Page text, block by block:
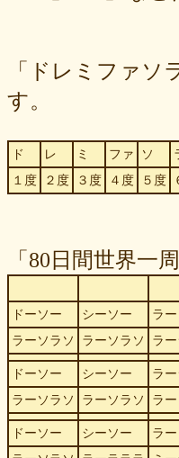
「ドレミファ
す。
ド レ ミ ファ ソ
１度
２度 ３度 ４度 ５度
「80日間世界一周
ドーソー
シーソー ラ
ラーソラソ
ラーソラソ ラ
ドーソー シーソー ラ
ラーソラソ
ラーソラソ ラ
ドーソー シーソー ラ